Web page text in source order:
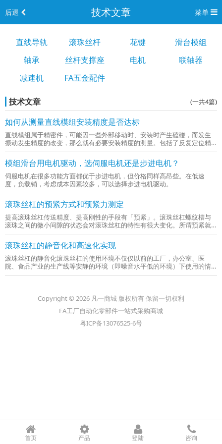
后退 技术文章 菜单
直线导轨 滚珠丝杆 花键
滑台模组
轴承
丝杆支撑座 电机
联轴器
减速机
FA五金配件
技术文章 (一共4篇)
如何从测量直线模组安装精度是否达标
直线模组属于精密件，可能因一些外部移动时、安装时产生磕碰，而发生
振动发生精度的改变，那么就有必要安装精度的测量。包括了反复定位精
度；定位精度；运行平行度；间隙。
模组滑台用电机驱动，选伺服电机还是步进电机？
伺服电机在很多功能方面都优于步进电机，但价格同样高昂些。在低速
度，负载销，考虑成本因素较多，可以选择步进电机驱动。
滚珠丝杠的预紧方式和预紧力测定
提高滚珠丝杠传送精度、提高刚性的手段有「预紧」。滚珠丝杠螺纹槽与
滚珠之间的微小间隙的状态会对滚珠丝杠的特性有很大变化。所谓预紧就
是，为了减小滚珠丝杠的间隙，提高刚性，使用一组滚珠，或者一对丝母
沿轴向相互位移而施加在滚珠丝杠上的力。定位预紧：用螺纹轴和滚珠之
间的...
滚珠丝杠的静音化和高速化实现
滚珠丝杠的静音化滚珠丝杠的使用环境不仅仅以前的工厂，办公室、医
院、食品产业的生产线等安静的环境（即噪音水平低的环境）下使用的情
况正在逐渐增加。另外，滚珠丝杠的静音化关系到节省能源、延长寿命提
Copyright © 2026 凡一商城 版权所有 保留一切权利
FA工厂自动化零部件一站式采购商城
粤ICP备13076525-6号
首页 产品 登陆 咨询